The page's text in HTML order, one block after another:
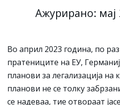
Ажурирано: мај
Во април 2023 година, по
пратениците на ЕУ,
планови за легализација на
планови не се толку
се надеваа, тие отвораат